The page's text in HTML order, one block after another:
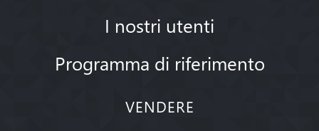
I nostri utenti
Programma di riferimento
VENDERE